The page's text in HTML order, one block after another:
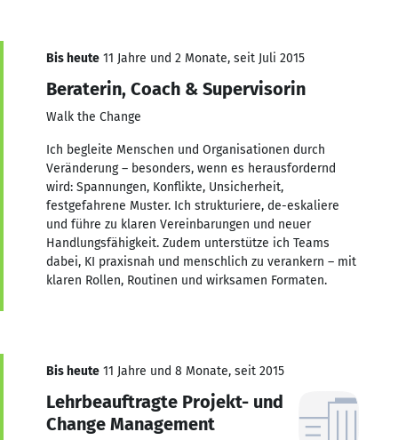
Bis heute 11 Jahre und 2 Monate, seit Juli 2015
Beraterin, Coach & Supervisorin
Walk the Change
Ich begleite Menschen und Organisationen durch
Veränderung – besonders, wenn es herausfordernd
wird: Spannungen, Konflikte, Unsicherheit,
festgefahrene Muster. Ich strukturiere, de-eskaliere
und führe zu klaren Vereinbarungen und neuer
Handlungsfähigkeit. Zudem unterstütze ich Teams
dabei, KI praxisnah und menschlich zu verankern – mit
klaren Rollen, Routinen und wirksamen Formaten.
Bis heute 11 Jahre und 8 Monate, seit 2015
Lehrbeauftragte Projekt- und
Change Management